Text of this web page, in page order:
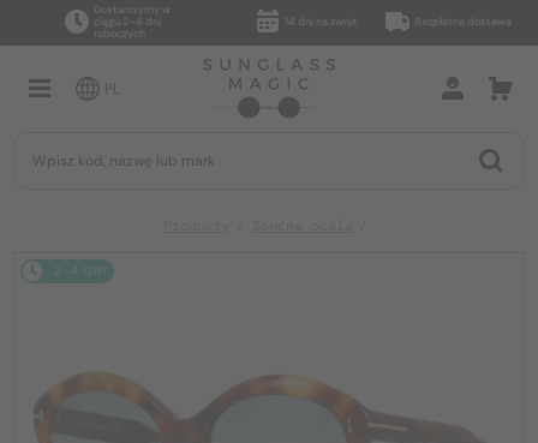
Dostarczymy w
ciągu 2–4 dni
roboczych
14 dni na zwrot Bezpłatna dostawa
PL
2-4 DNI